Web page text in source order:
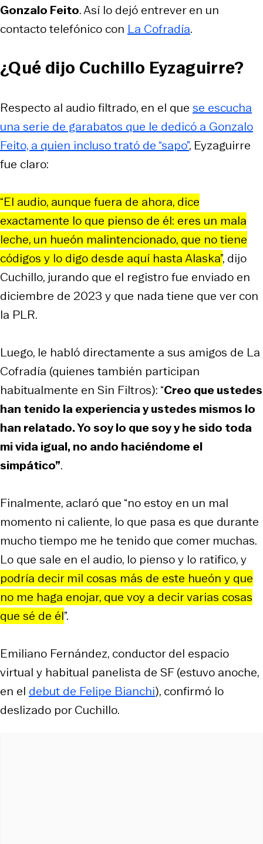
Gonzalo Feito. Así lo dejó entrever en un
contacto telefónico con La Cofradía.
¿Qué dijo Cuchillo Eyzaguirre?
Respecto al audio filtrado, en el que se escucha
una serie de garabatos que le dedicó a Gonzalo
Feito, a quien incluso trató de “sapo”, Eyzaguirre
fue claro:
“El audio, aunque fuera de ahora, dice
exactamente lo que pienso de él: eres un mala
leche, un hueón malintencionado, que no tiene
códigos y lo digo desde aquí hasta Alaska”, dijo
Cuchillo, jurando que el registro fue enviado en
diciembre de 2023 y que nada tiene que ver con
la PLR.
Luego, le habló directamente a sus amigos de La
Cofradía (quienes también participan
habitualmente en Sin Filtros): “Creo que ustedes
han tenido la experiencia y ustedes mismos lo
han relatado. Yo soy lo que soy y he sido toda
mi vida igual, no ando haciéndome el
simpático”.
Finalmente, aclaró que “no estoy en un mal
momento ni caliente, lo que pasa es que durante
mucho tiempo me he tenido que comer muchas.
Lo que sale en el audio, lo pienso y lo ratifico, y
podría decir mil cosas más de este hueón y que
no me haga enojar, que voy a decir varias cosas
que sé de él”.
Emiliano Fernández, conductor del espacio
virtual y habitual panelista de SF (estuvo anoche,
en el debut de Felipe Bianchi), confirmó lo
deslizado por Cuchillo.